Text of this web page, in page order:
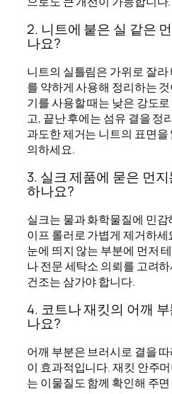
2. 니트에 붙은 실 같은
나요?
니트의 실틀림은 가위로 잘
를 약하게 사용해 정리하는
기를 사용할 때는 낮은 강도
고, 끝난 후에는 섬유 결을 정
과도한 제거는 니트의 표면을
의하세요.
3. 실크 제품에 묻은 먼
하나요?
실크는 물과 화학물질에 민
이프 롤러로 가볍게 제거하
눈에 띄지 않는 부분에 먼저
나 전문 세탁소 의뢰를 고려
건조는 삼가야 합니다.
4. 코트나 재킷의 어깨
나요?
어깨 부분은 브러시로 결을
이 효과적입니다. 재킷 안주
는 이물질도 함께 확인해 주